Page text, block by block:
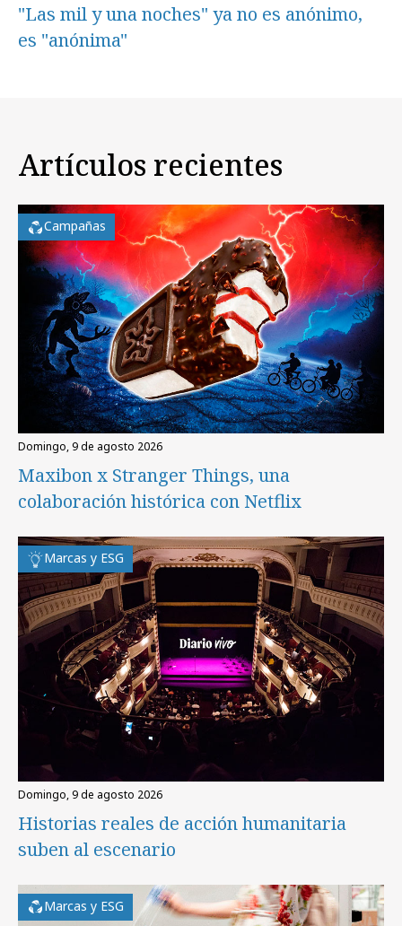
"Las mil y una noches" ya no es anónimo,
es "anónima"
Artículos recientes
Campañas
domingo, 9 de agosto 2026
Maxibon x Stranger Things, una
colaboración histórica con Netflix
Marcas y ESG
domingo, 9 de agosto 2026
Historias reales de acción humanitaria
suben al escenario
Marcas y ESG